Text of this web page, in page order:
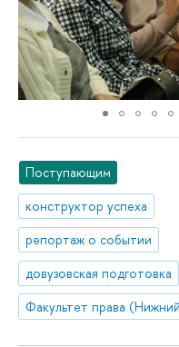
Поступающим
конструктор успеха
репортаж о событии
довузовская подготовка